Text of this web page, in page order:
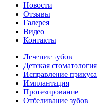
Новости
Отзывы
Галерея
Видео
Контакты
Лечение зубов
Детская стоматология
Исправление прикуса
Имплантация
Протезирование
Отбеливание зубов